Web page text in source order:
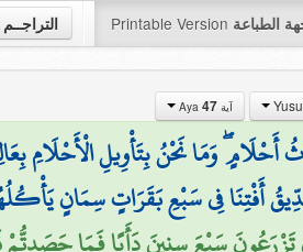
التراجــم Printable Version الطباعة
آية Aya 47
أَحْلَامٍ ۖ وَمَا نَحْنُ بِتَأْوِيلِ الْأَحْلَامِ
أَفْتِنَا فِي سَبْعِ بَقَرَاتٍ سِمَانٍ